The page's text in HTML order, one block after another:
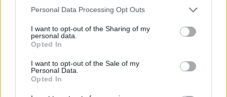
Personal Data Processing Opt Outs
I want to opt-out of the Sharing of my
personal data.
Opted In
I want to opt-out of the Sale of my
Personal Data.
Opted In
ТЕМПЕРАТУРАТА ВО СРЕДА ЌЕ
ВАКА - Судијата Вулнет Винца
е пензиониран, три дена